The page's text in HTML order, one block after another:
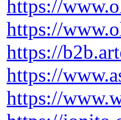
https://
https://
https://
https://
https://